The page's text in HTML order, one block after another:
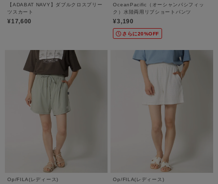
【ADABAT NAVY】ダブルクロスプリー
ツスカート
¥17,600
OceanPacific（オーシャンパシフィッ
ク）水陸両用リブショートパンツ
¥3,190
さらに20%OFF
Op/FILA(レディース)
Op/FILA(レディース)